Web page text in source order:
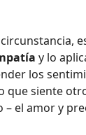
y lo
los
siente
el amor y